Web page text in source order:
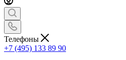
Телефоны
+7 (495) 133 89 90